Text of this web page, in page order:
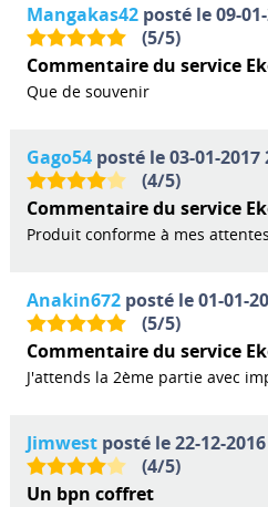
Mangakas42posté le 09-
(5/5)
Commentaire du service
Que de souvenir
Gago54posté le 03-01-2017
(4/5)
Commentaire du service
Produit conforme à mes attentes
Anakin672posté le 01-01-
(5/5)
Commentaire du service
J'attends la 2ème partie avec
Jimwestposté le 22-12-
(4/5)
Un bpn coffret